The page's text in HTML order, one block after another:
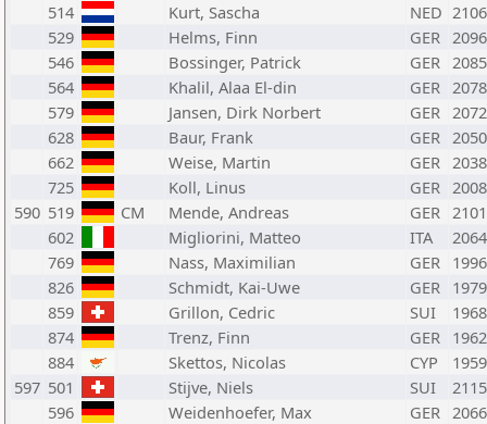
514
Kurt, Sascha NED 2106
529
Helms, Finn GER 2096
546
Bossinger, Patrick GER 2085
564
Khalil, Alaa El-din GER 2078
579
Jansen, Dirk Norbert GER 2072
628
Baur, Frank GER 2050
662
Weise, Martin GER 2038
725
Koll, Linus GER 2008
590 519 CM Mende, Andreas GER 2101
602
Migliorini, Matteo ITA
2064
769
Nass, Maximilian GER 1996
826
Schmidt, Kai-Uwe GER 1979
859
Grillon, Cedric SUI
1968
874
Trenz, Finn GER 1962
884
Skettos, Nicolas CYP
1959
597 501 Stijve, Niels SUI
2115
596
Weidenhoefer, Max GER 2066